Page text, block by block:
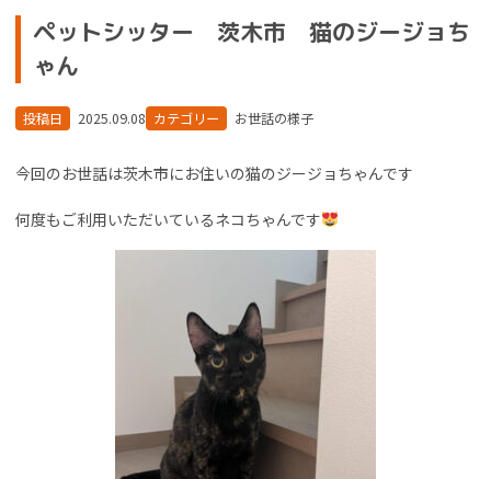
ペットシッター 茨木市 猫のジージョち
ゃん
投稿日 2025.09.08 カテゴリー お世話の様子
今回のお世話は茨木市にお住いの猫のジージョちゃんです
何度もご利用いただいているネコちゃんです